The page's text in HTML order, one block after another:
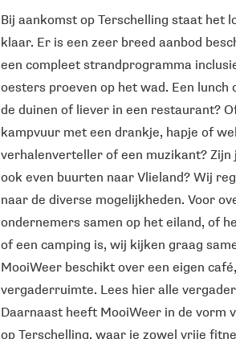
Bij aankomst op Terschelling staat het
klaar. Er is een zeer breed aanbod
een compleet strandprogramma
oesters proeven op het wad. Een
de duinen of liever in een restaurant?
kampvuur met een drankje, hapje of
verhalenverteller of een muzikant?
ook even buurten naar Vlieland? Wij
naar de diverse mogelijkheden. Voor
ondernemers samen op het eiland, of
of een camping is, wij kijken graag
MooiWeer beschikt over een eigen
vergaderruimte. Lees hier alle
Daarnaast heeft MooiWeer in de vorm
op Terschelling, waar je zowel vrije